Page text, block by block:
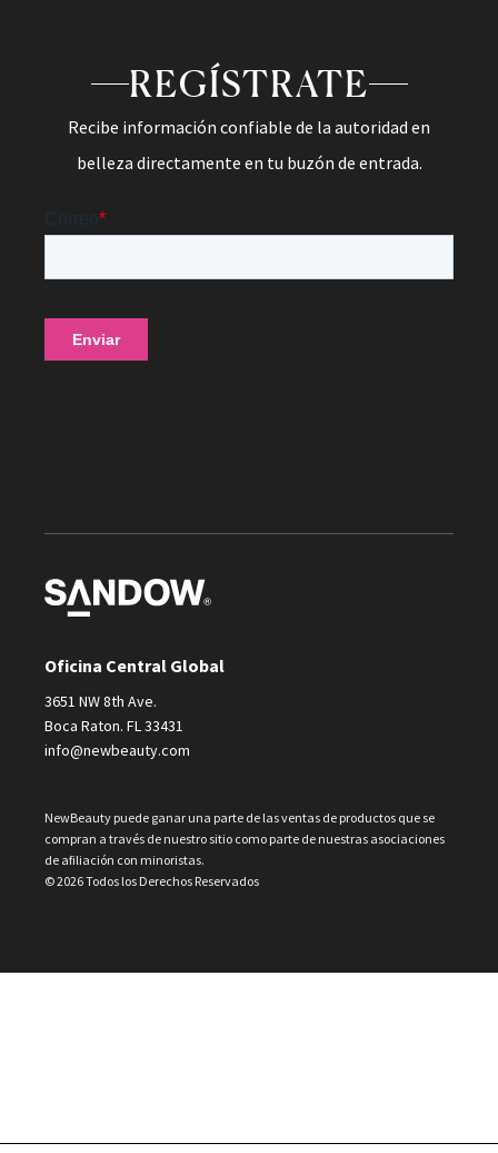
REGÍSTRATE
Recibe información confiable de la autoridad en
belleza directamente en tu buzón de entrada.
Oficina Central Global
3651 NW 8th Ave.
Boca Raton. FL 33431
info@newbeauty.com
NewBeauty puede ganar una parte de las ventas de productos que se
compran a través de nuestro sitio como parte de nuestras asociaciones
de afiliación con minoristas.
© 2026 Todos los Derechos Reservados